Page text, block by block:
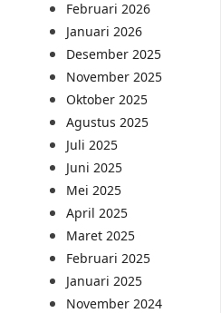
Februari 2026
Januari 2026
Desember 2025
November 2025
Oktober 2025
Agustus 2025
Juli 2025
Juni 2025
Mei 2025
April 2025
Maret 2025
Februari 2025
Januari 2025
November 2024